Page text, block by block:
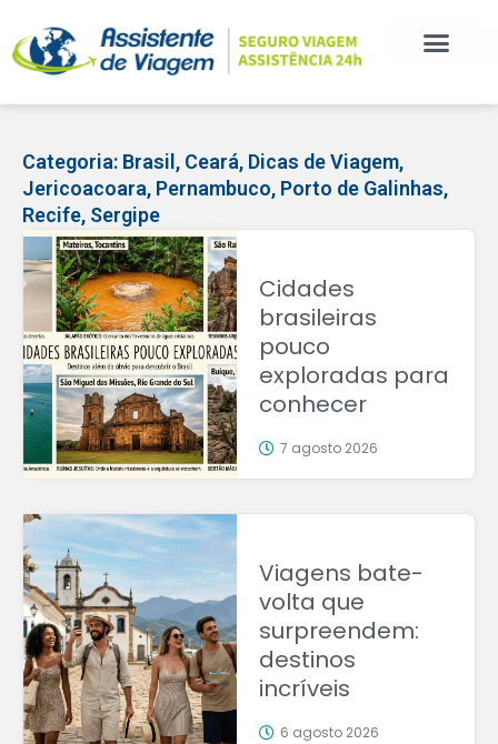
Categoria: Brasil , Ceará, Dicas de Viagem,
Jericoacoara, Pernambuco, Porto de Galinhas,
Recife, Sergipe
Cidades
brasileiras
pouco
exploradas para
conhecer
7 agosto 2026
Viagens bate-
volta que
surpreendem:
destinos
incríveis
6 agosto 2026